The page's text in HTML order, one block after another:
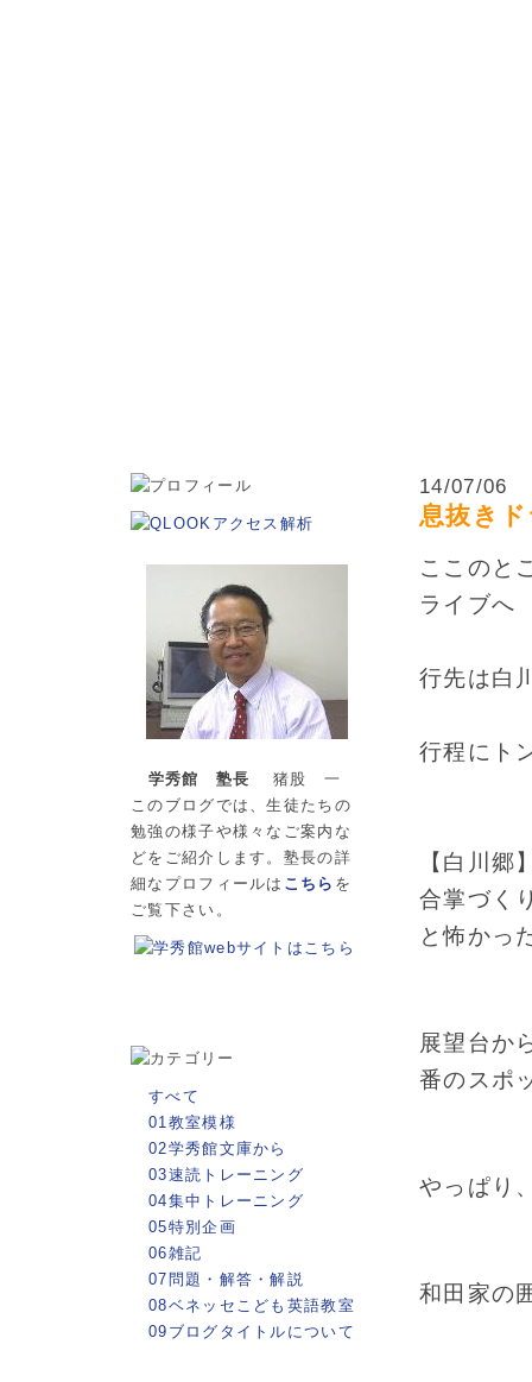
14/07/06
息抜き
ここのと
ライブへ
行先は白
行程にト
【白川郷
合掌づく
と怖かっ
展望台か
番のスポ
やっぱり
和田家の
学秀館 塾長 猪股 一
このブログでは、生徒たちの
勉強の様子や様々なご案内な
どをご紹介します。塾長の詳
細なプロフィールは こちら を
ご覧下さい。
すべて
01教室模様
02学秀館文庫から
03速読トレーニング
04集中トレーニング
05特別企画
06雑記
07問題・解答・解説
08ベネッセこども英語教室
09ブログタイトルについて